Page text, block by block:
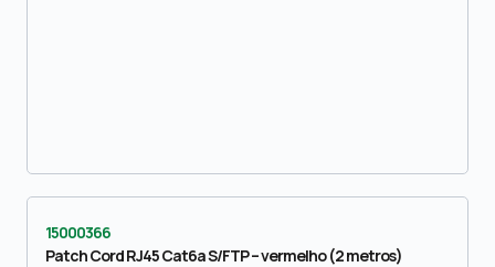
15000366
Patch Cord RJ45 Cat6a S/FTP – vermelho (2 metros)